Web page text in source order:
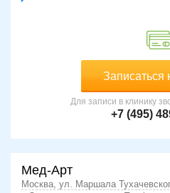
Записаться
Для записи в клинику
+7 (495)
Мед-Арт
Москва, ул. Маршала